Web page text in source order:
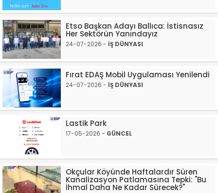
Etso Başkan Adayı Ballıca: İstisnasız
Her Sektörün Yanındayız
24-07-2026 - İŞ DÜNYASI
Fırat EDAŞ Mobil Uygulaması Yenilendi
24-07-2026 - İŞ DÜNYASI
Lastik Park
17-05-2026 - GÜNCEL
Okçular Köyünde Haftalardır Süren
Kanalizasyon Patlamasına Tepki: "Bu
İhmal Daha Ne Kadar Sürecek?"